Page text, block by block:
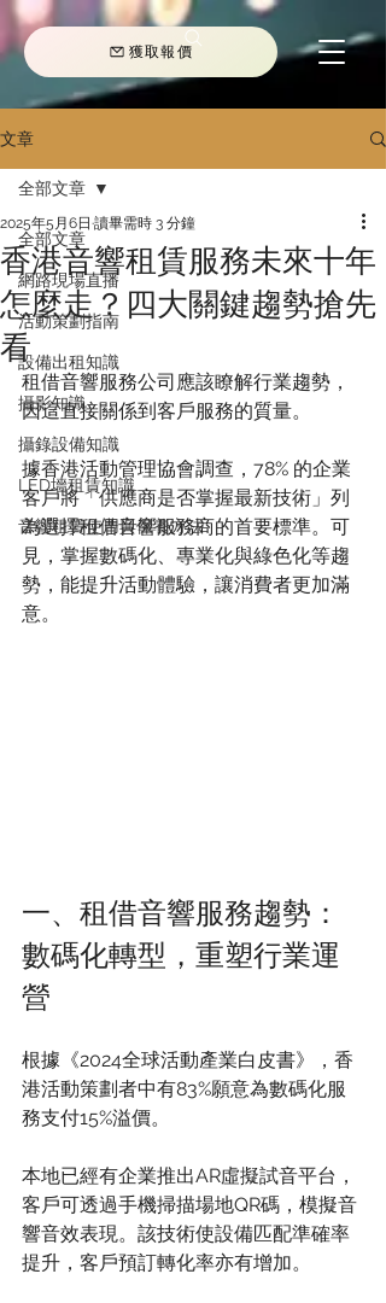
獲取報價
文章
全部文章
網路現場直播
活動策劃指南
設備出租知識
攝影知識
攝錄設備知識
LED墻租賃知識
音響租賃使用與保養方法
全部文章
香港音響租賃服務未來十年
怎麼走？四大關鍵趨勢搶先
看
2025年5月6日 讀畢需時 3 分鐘
租借音響服務公司應該瞭解行業趨勢，
因這直接關係到客戶服務的質量。
據香港活動管理協會調查，78% 的企業
客戶將「供應商是否掌握最新技術」列
為選擇租借音響服務商的首要標準。可
見，掌握數碼化、專業化與綠色化等趨
勢，能提升活動體驗，讓消費者更加滿
意。
一、租借音響服務趨勢：
數碼化轉型，重塑行業運
營
根據《2024全球活動產業白皮書》，香
港活動策劃者中有83%願意為數碼化服
務支付15%溢價。
本地已經有企業推出AR虛擬試音平台，
客戶可透過手機掃描場地QR碼，模擬音
響音效表現。該技術使設備匹配準確率
提升，客戶預訂轉化率亦有增加。